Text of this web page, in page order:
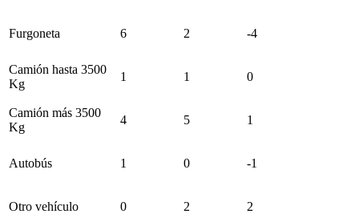
Furgoneta 6 2 -4
Camión hasta 3500
Kg
1 1 0
Camión más 3500
Kg
4 5 1
Autobús 1 0 -1
Otro vehículo 0 2 2